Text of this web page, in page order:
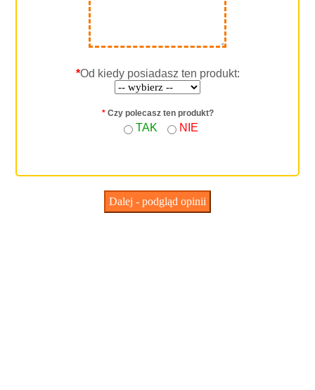
*Od kiedy posiadasz ten produkt:
*Czy polecasz ten produkt?
TAK NIE